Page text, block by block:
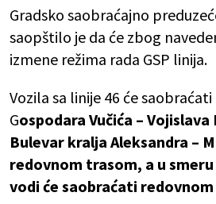
Gradsko saobraćajno
saopštilo je da će zbog
izmene režima rada GSP linija.
Vozila sa linije 46 će
Gospodara Vučića –
Bulevar kralja Aleksandra –
redovnom trasom, a u
vodi će saobraćati